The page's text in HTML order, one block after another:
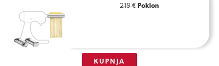
219 € Poklon
KUPNJA